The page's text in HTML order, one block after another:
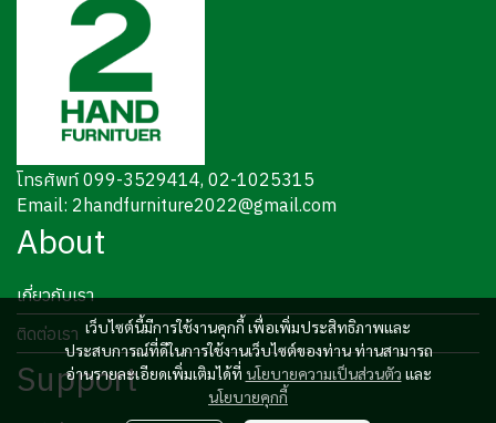
เว็บไซต์นี้มีการใช้งานคุกกี้ เพื่อเพิ่มประสิทธิภาพและ
ประสบการณ์ที่ดีในการใช้งานเว็บไซต์ของท่าน ท่านสามารถ
อ่านรายละเอียดเพิ่มเติมได้ที่ นโยบายความเป็นส่วนตัว และ
นโยบายคุกกี้
โทรศัพท์ 099-3529414, 02-1025315
Email: 2handfurniture2022@gmail.com
About
เกี่ยวกับเรา
ติดต่อเรา
Support